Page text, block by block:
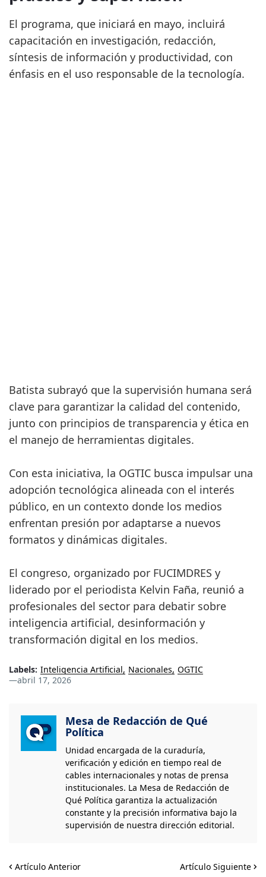
El programa, que iniciará en mayo, incluirá
capacitación en investigación, redacción,
síntesis de información y productividad, con
énfasis en el uso responsable de la tecnología.
Batista subrayó que la supervisión humana será
clave para garantizar la calidad del contenido,
junto con principios de transparencia y ética en
el manejo de herramientas digitales.
Con esta iniciativa, la OGTIC busca impulsar una
adopción tecnológica alineada con el interés
público, en un contexto donde los medios
enfrentan presión por adaptarse a nuevos
formatos y dinámicas digitales.
El congreso, organizado por FUCIMDRES y
liderado por el periodista Kelvin Faña, reunió a
profesionales del sector para debatir sobre
inteligencia artificial, desinformación y
transformación digital en los medios.
Labels: Inteligencia Artificial Nacionales OGTIC
—abril 17, 2026
Mesa de Redacción de Qué
Política
Unidad encargada de la curaduría,
verificación y edición en tiempo real de
cables internacionales y notas de prensa
institucionales. La Mesa de Redacción de
Qué Política garantiza la actualización
constante y la precisión informativa bajo la
supervisión de nuestra dirección editorial.
Artículo Anterior Artículo Siguiente